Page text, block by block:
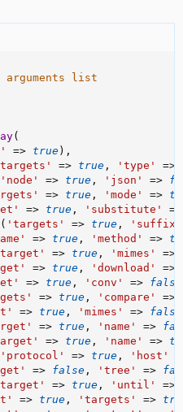
arguments list
(
=> true ) ,
=> true , 'type' =>
'node' => true , 'json' =>
=> true , 'mode' =>
=> true , 'substitute' =
( 'targets' => true ,
'suffix'
=> true , 'method' =>
=> true , 'mimes' =>
=> true , 'download' =>
=> true , 'conv' => false
=> true , 'compare' =>
=> true , 'mimes' => false
=> true , 'name' =>
=> true , 'name' =>
'protocol' => true , 'host'
=> false , 'tree' =>
=> true , 'until' =>
=> true , 'targets' =>